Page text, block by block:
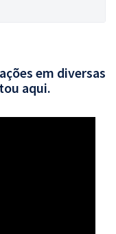
em diversas
aqui.